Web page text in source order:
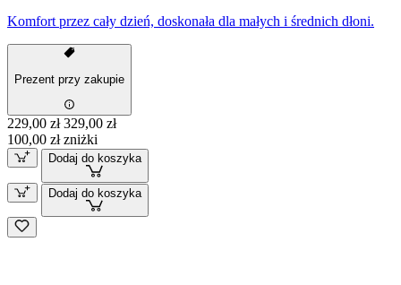
Komfort przez cały dzień, doskonała dla małych i średnich dłoni.
Prezent przy zakupie
229,00 zł 329,00 zł
100,00 zł zniżki
Dodaj do koszyka
Dodaj do koszyka